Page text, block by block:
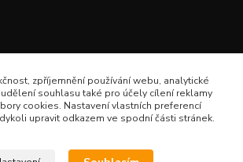
zpříjemnění používání webu, analytické
souhlasu také pro účely cílení reklamy
cookies. Nastavení vlastních preferencí
upravit odkazem ve spodní části stránek.